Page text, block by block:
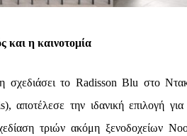
και η καινοτομία
το Radisson Blu στο
αποτέλεσε την ιδανική επιλογή
τριών ακόμη ξενοδοχείων